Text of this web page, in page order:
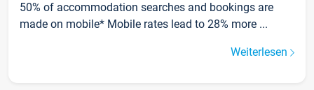
50% of accommodation searches and bookings are
made on mobile* Mobile rates lead to 28% more ...
Weiterlesen